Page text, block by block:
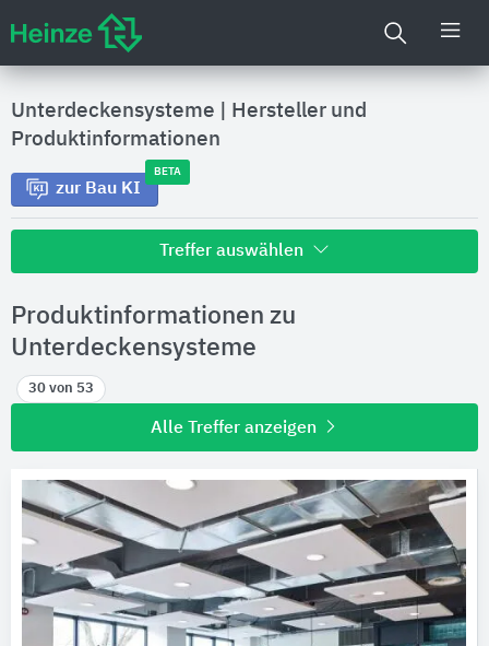
Unterdeckensysteme
Hersteller und
Produktinformationen
zur Bau KI
BETA
Treffer auswählen
Hersteller
Produktinformationen
Ausschreibungstexte
CAD-Details
Produktinformationen zu
Unterdeckensysteme
30 von 53
Alle Treffer anzeigen